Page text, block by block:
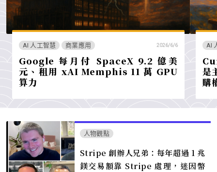
AI 人工智慧 商業應用 2026/6/6
Google 每月付 SpaceX 9.2 億美
元、租用 xAI Memphis 11 萬 GPU
算力
AI
是
購
人物觀點
Stripe 創辦人兄弟：每年超過 1 兆
鎂交易額靠 Stripe 處理，迷因幣